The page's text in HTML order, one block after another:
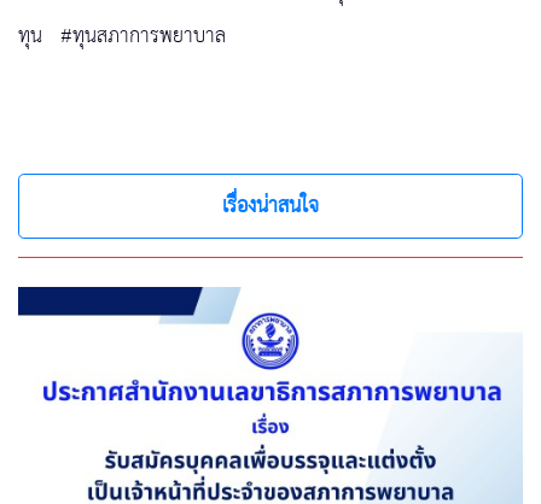
ทุน #ทุนสภาการพยาบาล
เรื่องน่าสนใจ